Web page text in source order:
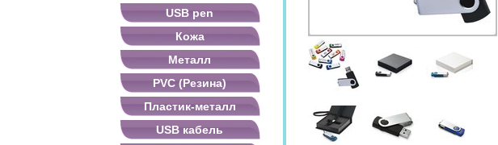
USB pen
Кожа
Металл
PVC (Резина)
Пластик-металл
USB кабель